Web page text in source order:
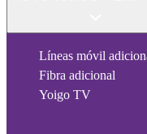
Líneas móvil
Fibra adicional
Yoigo TV